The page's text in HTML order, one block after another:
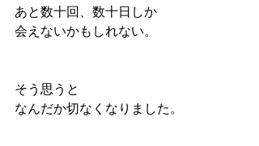
あと数十回、数十日しか
会えないかもしれない。
そう思うと
なんだか切なくなりました。